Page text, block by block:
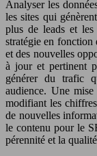
Analyser les
les sites qui
plus de leads et
stratégie en fonction
et des nouvelles
à jour et pertinent
générer du trafic
audience. Une
modifiant les
de nouvelles
le contenu pour le
pérennité et la